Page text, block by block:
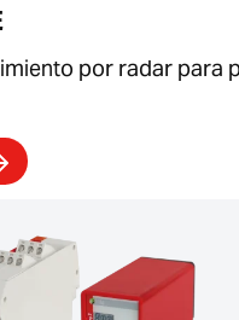
por radar para